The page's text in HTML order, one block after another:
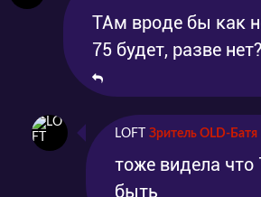
ТАм вроде бы как
75 будет, разве нет?
LOFT Зритель OLD-Батя
тоже видела
быть